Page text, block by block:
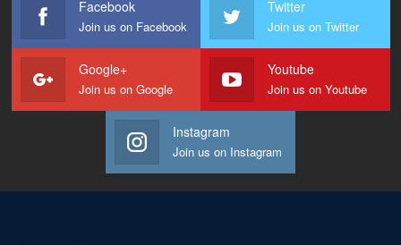
Facebook
Join us on Facebook
Twitter
Join us on Twitter
Google+
Join us on Google
Youtube
Join us on Youtube
Instagram
Join us on Instagram